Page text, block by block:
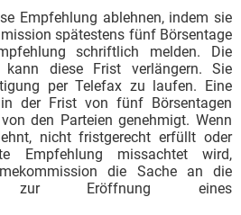
Empfehlung ablehnen, indem sie
spätestens fünf Börsentage
schriftlich melden. Die
kann diese Frist verlängern. Sie
per Telefax zu laufen. Eine
der Frist von fünf Börsentagen
den Parteien genehmigt. Wenn
nicht fristgerecht erfüllt oder
Empfehlung missachtet wird,
die Sache an die
zur Eröffnung eines